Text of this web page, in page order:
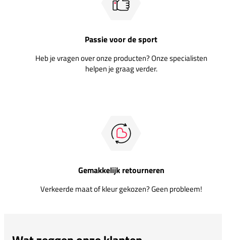
Passie voor de sport
Heb je vragen over onze producten? Onze specialisten
helpen je graag verder.
Gemakkelijk retourneren
Verkeerde maat of kleur gekozen? Geen probleem!